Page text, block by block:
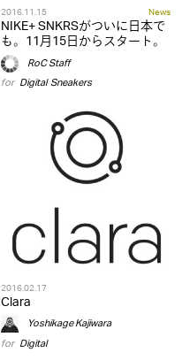
2016.11.15 News
NIKE+ SNKRSがついに日本で
も。11月15日からスタート。
RoC Staff
for Digital,Sneakers
2016.02.17
Clara
Yoshikage Kajiwara
for Digital